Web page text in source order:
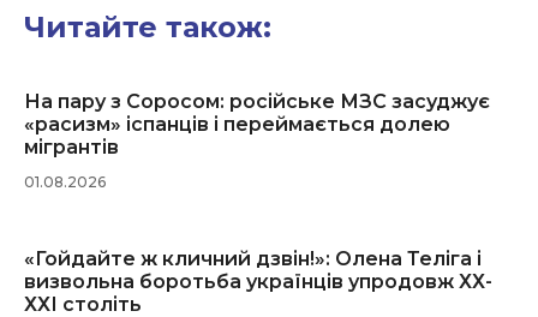
Читайте також:
На пару з Соросом: російське МЗС засуджує
«расизм» іспанців і переймається долею
мігрантів
01.08.2026
«Гойдайте ж кличний дзвін!»: Олена Теліга і
визвольна боротьба українців упродовж ХХ-
ХХІ століть